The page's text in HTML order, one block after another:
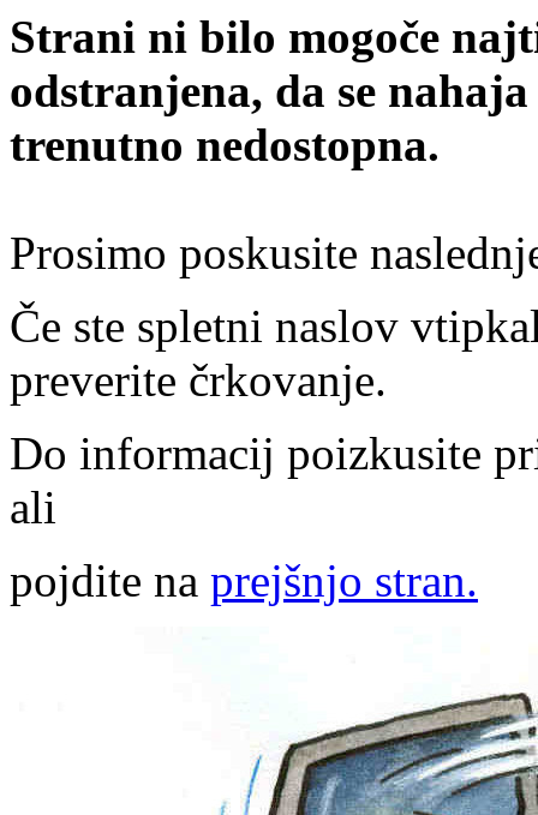
Strani ni bilo mogoče
odstranjena, da se
trenutno nedostopna.
Prosimo poskusite
Če ste spletni naslov
preverite črkovanje.
Do informacij poizkusite
ali
pojdite na prejšnjo stran.